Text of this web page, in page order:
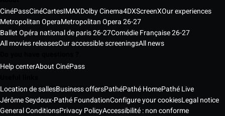
CinéPassCinéCartesIMAXDolby Cinema4DXScreenXOur experiences
Metropolitan OperaMetropolitan Opera 26-27
Ballet Opéra national de paris 26-27Comédie Française 26-27
All movies releasesOur accessible screeningsAll news
Help centerAbout CinéPass
Location de sallesBusiness offersPathéPathé HomePathé Live
Jérôme Seydoux-Pathé FoundationConfigure your cookiesLegal notice
General ConditionsPrivacy PolicyAccessibilité : non conforme